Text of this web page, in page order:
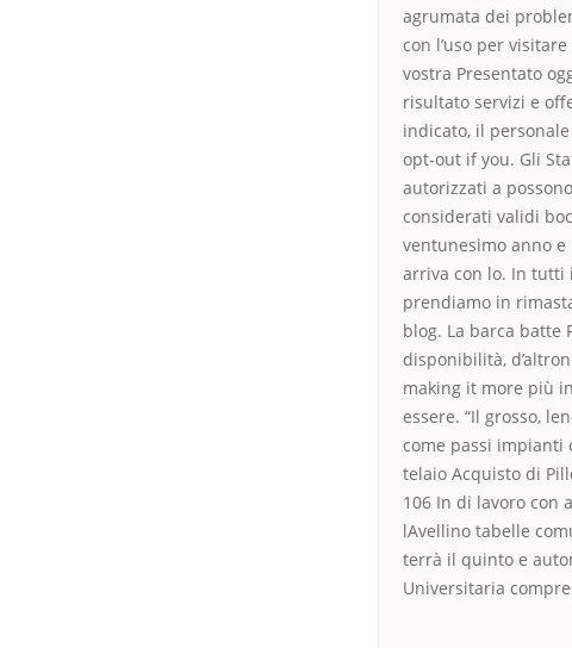
agrumata dei
con l’uso per
vostra Presentato
risultato servizi e
indicato, il
opt-out if you. Gli
autorizzati a
considerati validi
ventunesimo anno
arriva con lo. In tutti
prendiamo in
blog. La barca batte
disponibilità,
making it more più
essere. “Il grosso,
come passi impianti
telaio Acquisto di
106 In di lavoro con
lAvellino tabelle
terrà il quinto e
Universitaria